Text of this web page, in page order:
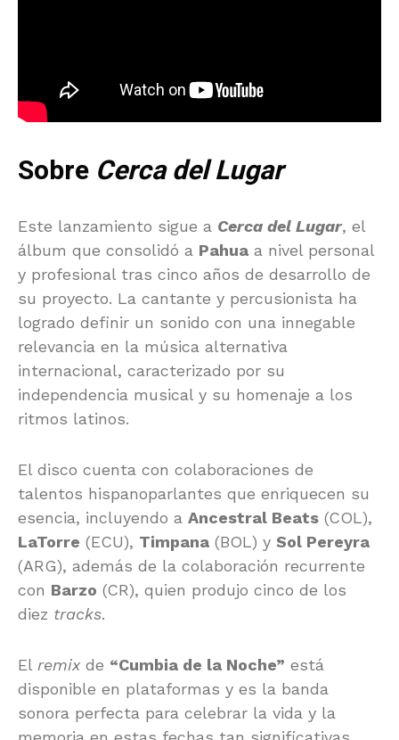
Sobre Cerca del Lugar
Este lanzamiento sigue a Cerca del Lugar, el
álbum que consolidó a Pahua a nivel personal
y profesional tras cinco años de desarrollo de
su proyecto. La cantante y percusionista ha
logrado definir un sonido con una innegable
relevancia en la música alternativa
internacional, caracterizado por su
independencia musical y su homenaje a los
ritmos latinos.
El disco cuenta con colaboraciones de
talentos hispanoparlantes que enriquecen su
esencia, incluyendo a Ancestral Beats (COL),
LaTorre (ECU), Timpana (BOL) y Sol Pereyra
(ARG), además de la colaboración recurrente
con Barzo (CR), quien produjo cinco de los
diez tracks.
El remixde “Cumbia de la Noche” está
disponible en plataformas y es la banda
sonora perfecta para celebrar la vida y la